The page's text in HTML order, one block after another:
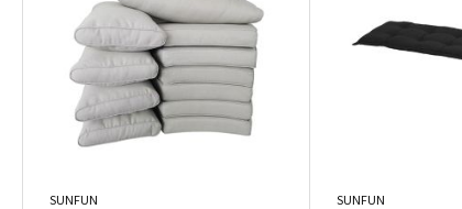
SUNFUN SUNFUN